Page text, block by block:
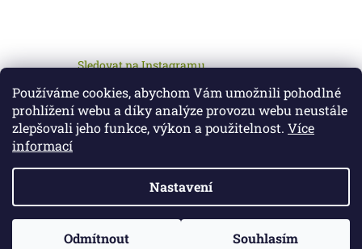
Používáme cookies, abychom Vám umožnili pohodlné
prohlížení webu a díky analýze provozu webu neustále
zlepšovali jeho funkce, výkon a použitelnost. Více
informací
Nastavení
Odmítnout Souhlasím
Sledovat na Instagramu
Vytvořil Shoptet
Copyright 2026Petcz.cz . Všechna práva vyhrazena.